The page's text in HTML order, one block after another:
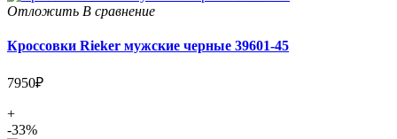
Отложить В сравнение
Кроссовки Rieker мужские черные 39601-45
7950₽
+
-33%